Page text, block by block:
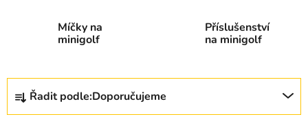
Míčky na
minigolf
Příslušenství
na minigolf
Ř
Řadit podle:Doporučujeme